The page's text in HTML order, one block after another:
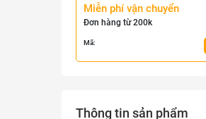
Miễn phí vận chuyển
Đơn hàng từ 200k
Mã:
Thông tin sản phẩm